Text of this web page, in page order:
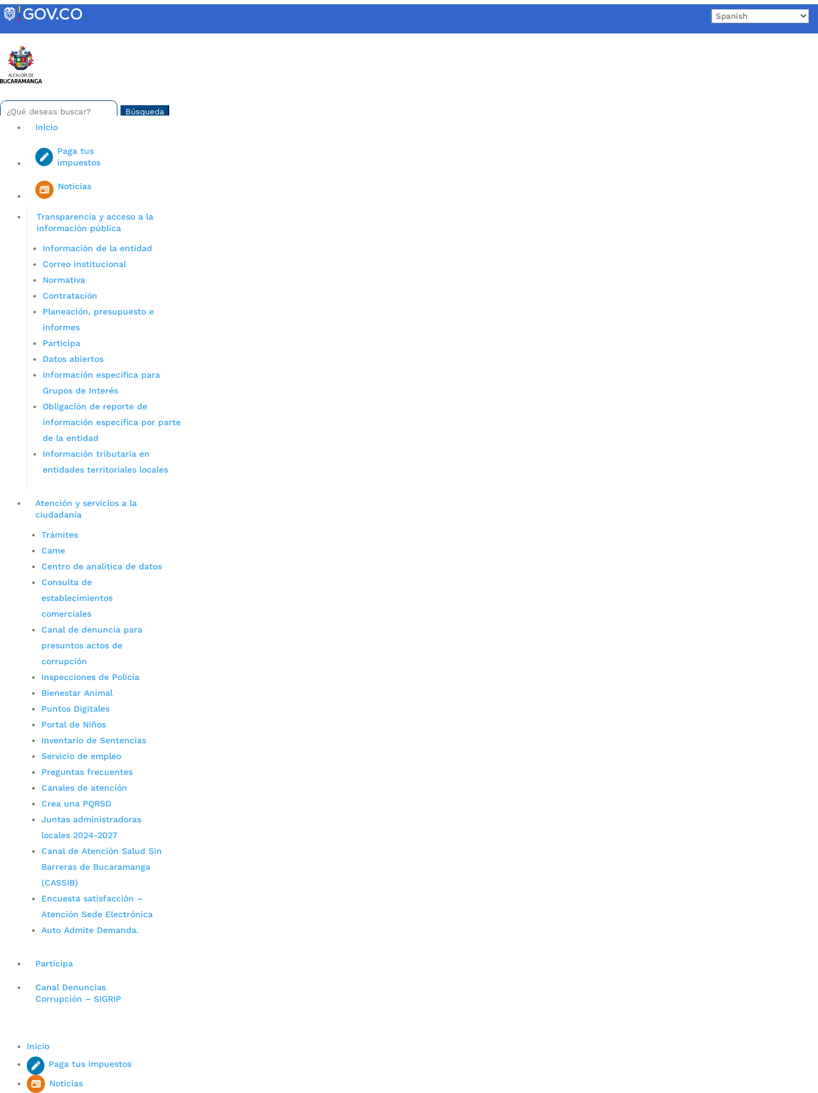
Skip
to
Buscar:
Search
for...
Iniciar sesión en gov co
Inicio
Paga tus
impuestos
Noticias
Transparencia y acceso a la
información pública
Información de la entidad
Correo institucional
Normativa
Contratación
Planeación, presupuesto e
informes
Participa
Datos abiertos
Información específica para
Grupos de Interés
Obligación de reporte de
información específica por parte
de la entidad
Información tributaria en
entidades territoriales locales
Atención y servicios a la
ciudadanía
Trámites
Came
Centro de analítica de datos
Consulta de
establecimientos
comerciales
Canal de denuncia para
presuntos actos de
corrupción
Inspecciones de Policía
Bienestar Animal
Puntos Digitales
Portal de Niños
Inventario de Sentencias
Servicio de empleo
Preguntas frecuentes
Canales de atención
Crea una PQRSD
Juntas administradoras
locales 2024-2027
Canal de Atención Salud Sin
Barreras de Bucaramanga
(CASSIB)
Encuesta satisfacción –
Atención Sede Electrónica
Auto Admite Demanda.
Participa
Canal Denuncias
Corrupción – SIGRIP
Inicio
Paga tus impuestos
Noticias